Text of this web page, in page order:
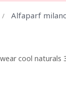
Alfaparf